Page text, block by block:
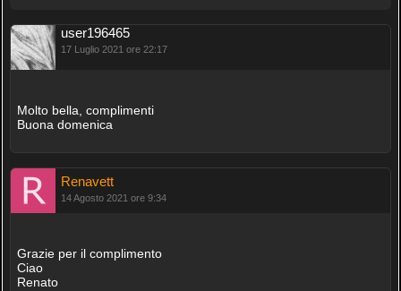
user196465
17 Luglio 2021 ore 22:17
Molto bella, complimenti
Buona domenica
Renavett
14 Agosto 2021 ore 9:34
Grazie per il complimento
Ciao
Renato